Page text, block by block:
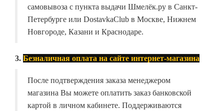
самовывоза с пункта выдачи Шмелёк.ру в Санкт-
Петербурге или DostavkaClub в Москве, Нижнем
Новгороде, Казани и Краснодаре.
3. Безналичная оплата на сайте интернет-магазина
После подтверждения заказа менеджером
магазина Вы можете оплатить заказ банковской
картой в личном кабинете. Поддерживаются